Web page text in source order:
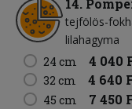
14.
tejfölös-
lilahagyma
24 cm
4 040
32 cm 4 640
45 cm 7 450